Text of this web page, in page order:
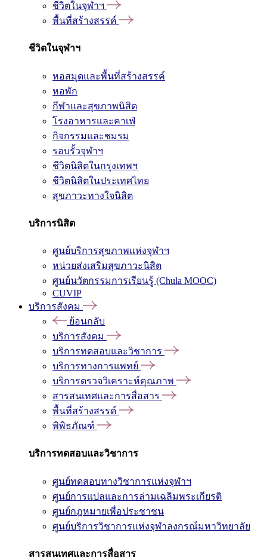
ชีวิตในจุฬาฯ
พื้นที่สร้างสรรค์
ชีวิตในจุฬาฯ
หอสมุดและพื้นที่สร้างสรรค์
หอพัก
กีฬาและสุขภาพนิสิต
โรงอาหารและคาเฟ่
กิจกรรมและชมรม
รอบรั้วจุฬาฯ
ชีวิตนิสิตในกรุงเทพฯ
ชีวิตนิสิตในประเทศไทย
สุขภาวะทางใจนิสิต
บริการนิสิต
ศูนย์บริการสุขภาพแห่งจุฬาฯ
หน่วยส่งเสริมสุขภาวะนิสิต
ศูนย์นวัตกรรมการเรียนรู้ (Chula MOOC)
CUVIP
บริการสังคม
ย้อนกลับ
บริการสังคม
บริการทดสอบและวิชาการ
บริการทางการแพทย์
บริการตรวจวิเคราะห์คุณภาพ
สารสนเทศและการสื่อสาร
พื้นที่สร้างสรรค์
พิพิธภัณฑ์
บริการทดสอบและวิชาการ
ศูนย์ทดสอบทางวิชาการแห่งจุฬาฯ
ศูนย์การแปลและการล่ามเฉลิมพระเกียรติ
ศูนย์กฎหมายเพื่อประชาชน
ศูนย์บริการวิชาการแห่งจุฬาลงกรณ์มหาวิทยาลัย
สารสนเทศและการสื่อสาร